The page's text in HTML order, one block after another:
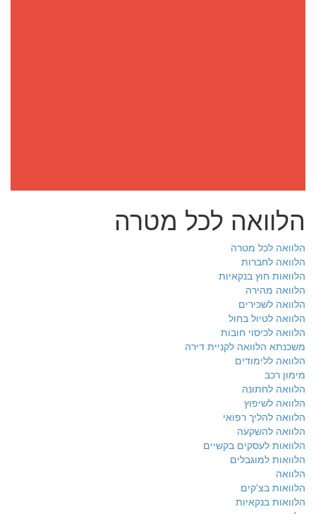
הלוואה לכל מטרה
הלוואה לכל מטרה
הלוואה לחברות
הלוואות חוץ בנקאיות
הלוואה מהירה
הלוואה לשכירים
הלוואה לטיול בחול
הלוואה לכיסוי חובות
משכנתא הלוואה לקניית דירה
הלוואה ללימודים
מימון רכב
הלוואה לחתונה
הלוואה לשיפוץ
הלוואה להליך רפואי
הלוואה להשקעה
הלוואות לעסקים בקשיים
הלוואות למוגבלים
הלוואה
הלוואות בצ'קים
הלוואות בנקאיות